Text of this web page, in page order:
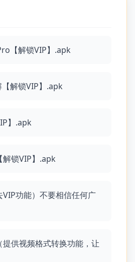
【解锁VIP】.apk
解锁VIP】.apk
】.apk
解锁VIP】.apk
功能）不要相信任何广
供视频格式转换功能，让